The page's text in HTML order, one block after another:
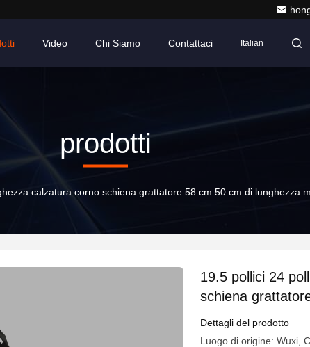
Video Chi Siamo Contattaci Italian
prodotti
calzatura corno schiena grattatore 58 cm 50 cm di lunghezza
19.5 pollici 24
schiena
manico calzatura
vita
Dettagli del prodotto
Luogo di origine: Wuxi,